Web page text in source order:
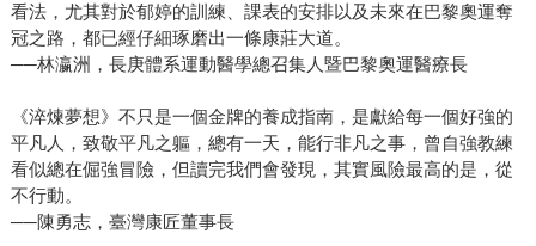
看法，尤其對於郁婷的訓練、課表的安排以及未來在巴黎奧運奪
冠之路，都已經仔細琢磨出一條康莊大道。
──林瀛洲，長庚體系運動醫學總召集人暨巴黎奧運醫療長
《淬煉夢想》不只是一個金牌的養成指南，是獻給每一個好強的
平凡人，致敬平凡之軀，總有一天，能行非凡之事，曾自強教練
看似總在倔強冒險，但讀完我們會發現，其實風險最高的是，從
不行動。
──陳勇志，臺灣康匠董事長